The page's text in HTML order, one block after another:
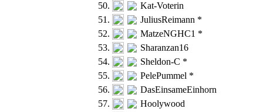
50.
Kat-Voterin
51.
JuliusReimann *
52.
MatzeNGHC1 *
53.
Sharanzan16
54.
Sheldon-C *
55.
PelePummel *
56.
DasEinsameEinhorn
57.
Hoolywood